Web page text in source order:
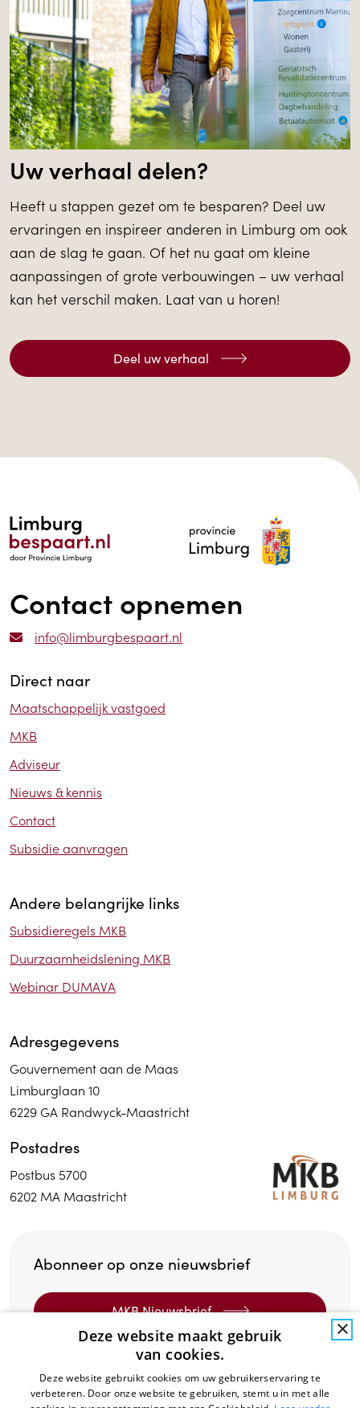
Uw verhaal delen?
Heeft u stappen gezet om te besparen? Deel uw
ervaringen en inspireer anderen in Limburg om ook
aan de slag te gaan. Of het nu gaat om kleine
aanpassingen of grote verbouwingen – uw verhaal
kan het verschil maken. Laat van u horen!
Deel uw verhaal
Contact opnemen
info@limburgbespaart.nl
Direct naar
Maatschappelijk vastgoed
MKB
Adviseur
Nieuws & kennis
Contact
Subsidie aanvragen
Andere belangrijke links
Subsidieregels MKB
Duurzaamheidslening MKB
Webinar DUMAVA
Adresgegevens
Gouvernement aan de Maas
Limburglaan 10
6229 GA Randwyck-Maastricht
Postadres
Postbus 5700
6202 MA Maastricht
Abonneer op onze nieuwsbrief
MKB Nieuwsbrief
MAVA Nieuwsbrief
×
Deze website maakt gebruik
van cookies.
Deze website gebruikt cookies om uw gebruikerservaring te
verbeteren. Door onze website te gebruiken, stemt u in met alle